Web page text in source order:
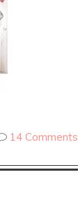
14 Comments